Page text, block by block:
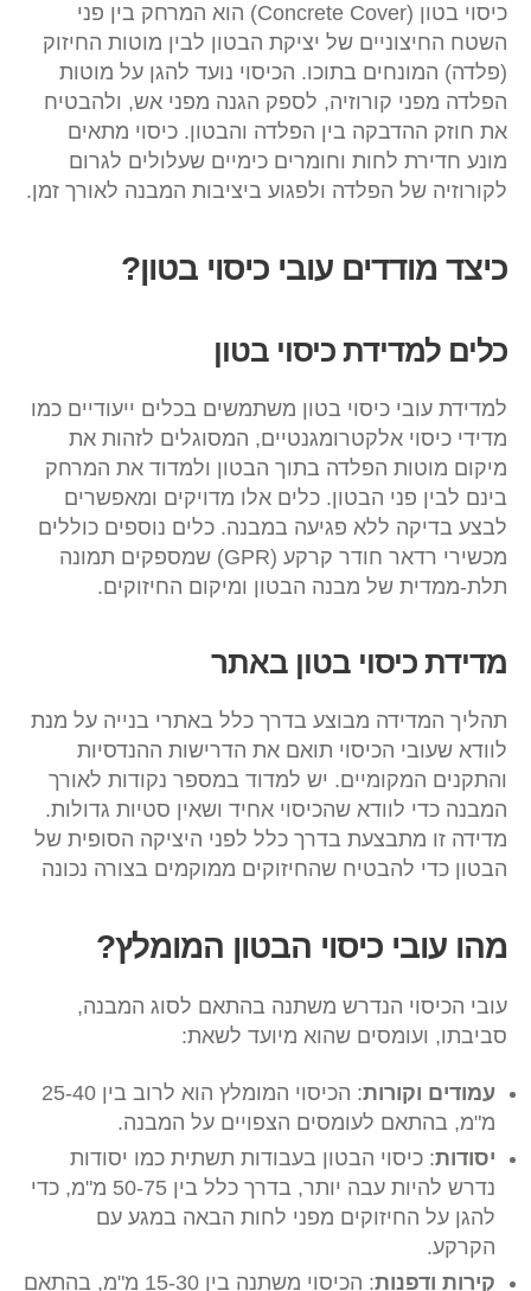
כיסוי בטון (Concrete Cover) הוא המרחק בין פני
השטח החיצוניים של יציקת הבטון לבין מוטות החיזוק
(פלדה) המונחים בתוכו. הכיסוי נועד להגן על מוטות
הפלדה מפני קורוזיה, לספק הגנה מפני אש, ולהבטיח
את חוזק ההדבקה בין הפלדה והבטון. כיסוי מתאים
מונע חדירת לחות וחומרים כימיים שעלולים לגרום
לקורוזיה של הפלדה ולפגוע ביציבות המבנה לאורך זמן.
כיצד מודדים עובי כיסוי בטון?
כלים למדידת כיסוי בטון
למדידת עובי כיסוי בטון משתמשים בכלים ייעודיים כמו
מדידי כיסוי אלקטרומגנטיים, המסוגלים לזהות את
מיקום מוטות הפלדה בתוך הבטון ולמדוד את המרחק
בינם לבין פני הבטון. כלים אלו מדויקים ומאפשרים
לבצע בדיקה ללא פגיעה במבנה. כלים נוספים כוללים
מכשירי רדאר חודר קרקע (GPR) שמספקים תמונה
תלת-ממדית של מבנה הבטון ומיקום החיזוקים.
מדידת כיסוי בטון באתר
תהליך המדידה מבוצע בדרך כלל באתרי בנייה על מנת
לוודא שעובי הכיסוי תואם את הדרישות ההנדסיות
והתקנים המקומיים. יש למדוד במספר נקודות לאורך
המבנה כדי לוודא שהכיסוי אחיד ושאין סטיות גדולות.
מדידה זו מתבצעת בדרך כלל לפני היציקה הסופית של
הבטון כדי להבטיח שהחיזוקים ממוקמים בצורה נכונה​
מהו עובי כיסוי הבטון המומלץ?
עובי הכיסוי הנדרש משתנה בהתאם לסוג המבנה,
סביבתו, ועומסים שהוא מיועד לשאת:
עמודים וקורות
: הכיסוי המומלץ הוא לרוב בין 25-40
מ"מ, בהתאם לעומסים הצפויים על המבנה.
יסודות: כיסוי הבטון בעבודות תשתית כמו יסודות
נדרש להיות עבה יותר, בדרך כלל בין 50-75 מ"מ, כדי
להגן על החיזוקים מפני לחות הבאה במגע עם
הקרקע.
קירות ודפנות
: הכיסוי משתנה בין 15-30 מ"מ, בהתאם